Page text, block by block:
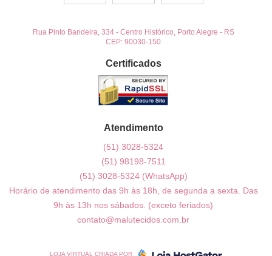
Rua Pinto Bandeira, 334- Centro Histórico, Porto Alegre - RS
CEP: 90030-150
Certificados
Atendimento
(51) 3028-5324
(51) 98198-7511
(51) 3028-5324 (WhatsApp)
Horário de atendimento das 9h às 18h, de segunda a sexta. Das
9h às 13h nos sábados. (exceto feriados)
contato@malutecidos.com.br
LOJA VIRTUAL CRIADA POR